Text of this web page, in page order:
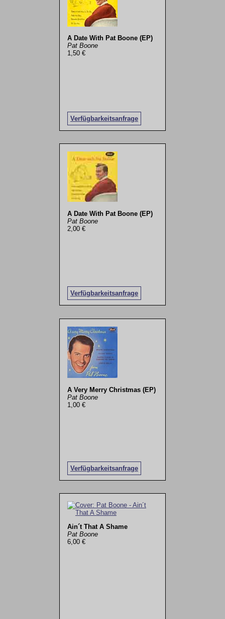
A Date With Pat Boone (EP)
Pat Boone
1,50 €
Verfügbarkeitsanfrage
A Date With Pat Boone (EP)
Pat Boone
2,00 €
Verfügbarkeitsanfrage
A Very Merry Christmas (EP)
Pat Boone
1,00 €
Verfügbarkeitsanfrage
Ain´t That A Shame
Pat Boone
6,00 €